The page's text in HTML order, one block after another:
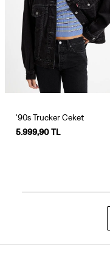
'90s Trucker Ceket
5.999,90 TL